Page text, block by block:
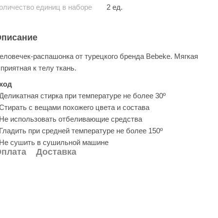
единиц в наборе
2 ед.
распашонка от турецкого бренда Bebeke. Мягкая
к телу ткань.
стирка при температуре не более 30º
с вещами похожего цвета и состава
использовать отбеливающие средства
при средней температуре не более 150º
сушить в сушильной машине
Доставка